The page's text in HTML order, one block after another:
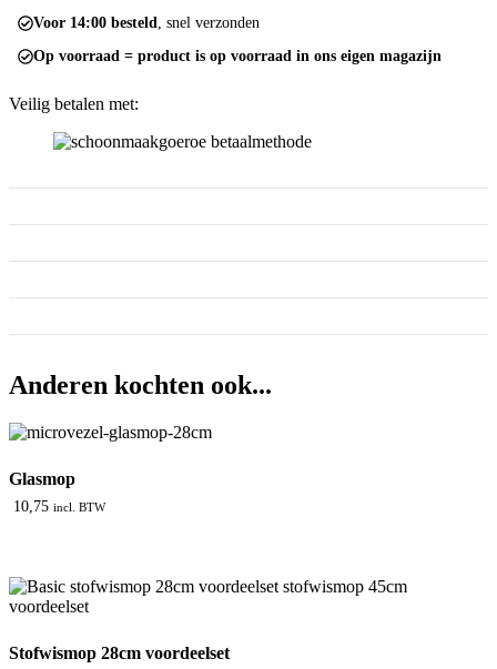
Voor 14:00 besteld, snel verzonden
Op voorraad = product is op voorraad in ons eigen magazijn
Veilig betalen met:
Anderen kochten ook...
Glasmop
10,75 incl. BTW
Stofwismop 28cm voordeelset